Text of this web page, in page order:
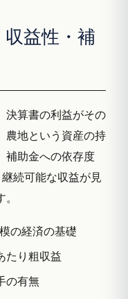
益性・補
決算書の利益がその
農地という資産の持
補助金への依存度
続可能な収益が見
の経済の基礎
たり粗収益
の有無